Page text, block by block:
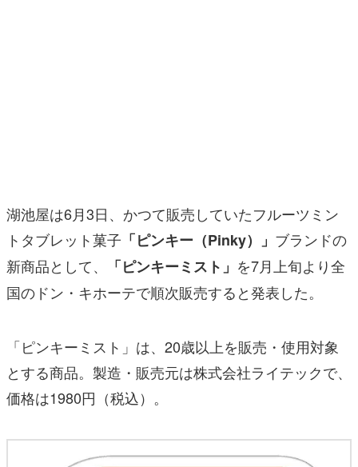
アプリレビュー
その他
運営：株式会社マレ
湖池屋は6月3日、かつて販売していたフルーツミン
トタブレット菓子 「ピンキー（Pinky）」 ブランドの
新商品として、
「ピンキーミスト」 を7月上旬より全
国のドン・キホーテで順次販売すると発表した。
「ピンキーミスト」は、20歳以上を販売・使用対象
とする商品。製造・販売元は株式会社ライテックで、
価格は1980円（税込）。